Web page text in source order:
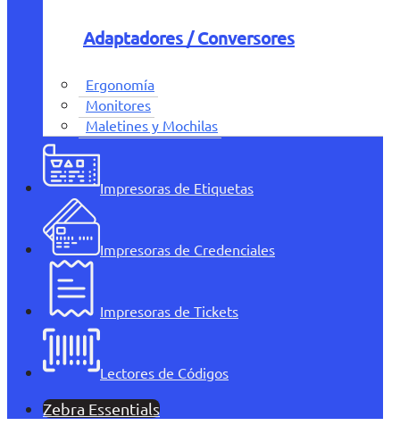
Adaptadores / Conversores
Ergonomía
Monitores
Maletines y Mochilas
Impresoras de Etiquetas
Impresoras de Credenciales
Impresoras de Tickets
Lectores de Códigos
Zebra Essentials